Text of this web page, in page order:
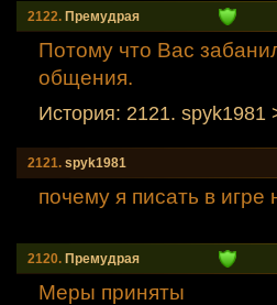
2122. Премудрая
Потому что Вас
общения.
История: 2121. spyk1981
2121. spyk1981
почему я писать в игре
2120. Премудрая
Меры приняты